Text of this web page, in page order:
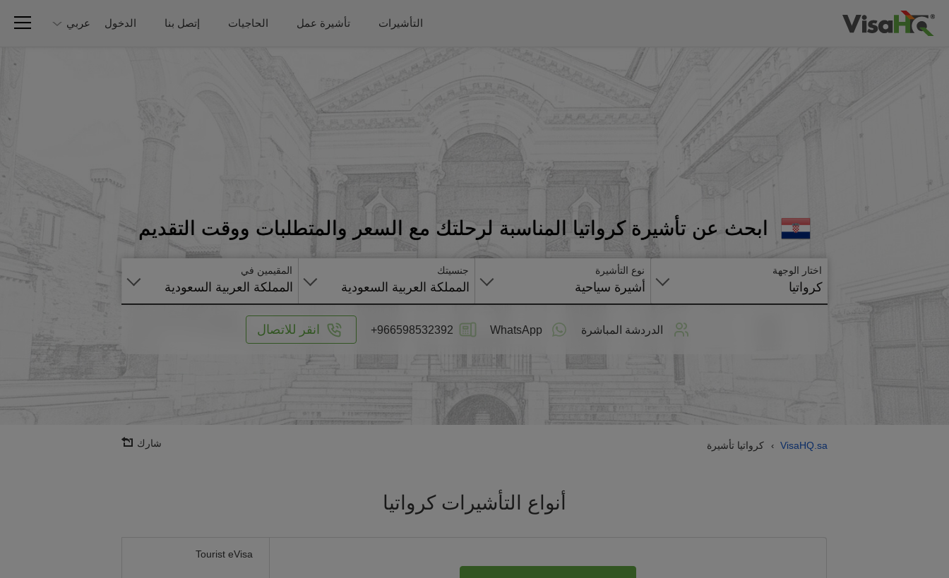
التأشيرات تأشيرة عمل الحاجيات إتصل بنا الدخول عربي
ابحث عن تأشيرة كرواتيا المناسبة لرحلتك مع السعر والمتطلبات ووقت التقديم
اختار الوجهة
كرواتيا
نوع التأشيرة
أشيرة سياحية
جنسيتك
المملكة العربية السعودية
المقيمين في
المملكة العربية السعودية
على
الانترنت
الدردشة المباشرة WhatsApp
+966598532392 انقر للاتصال
VisaHQ.sa
› كرواتيا تأشيرة شارك
أنواع التأشيرات كرواتيا
Tourist eVisa